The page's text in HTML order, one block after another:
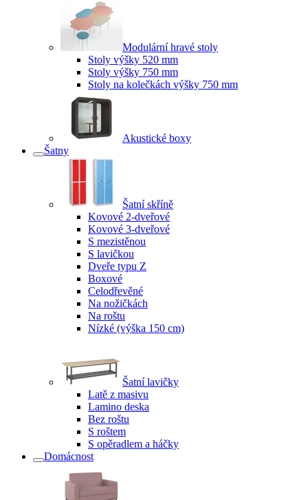
Modulární hravé stoly
Stoly výšky 520 mm
Stoly výšky 750 mm
Stoly na kolečkách výšky 750 mm
Akustické boxy
Šatny
Šatní skříně
Kovové 2-dveřové
Kovové 3-dveřové
S mezistěnou
S lavičkou
Dveře typu Z
Boxové
Celodřevěné
Na nožičkách
Na roštu
Nízké (výška 150 cm)
Šatní lavičky
Latě z masivu
Lamino deska
Bez roštu
S roštem
S opěradlem a háčky
Domácnost